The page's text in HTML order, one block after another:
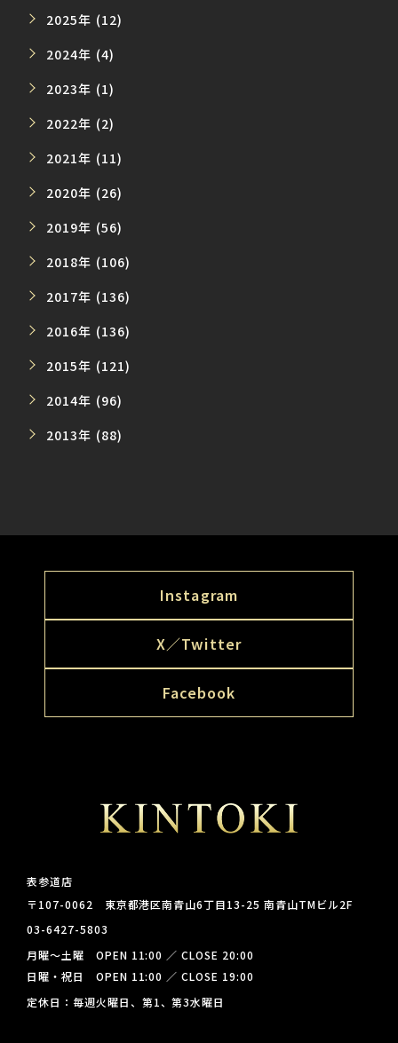
2025年 (12)
2024年 (4)
2023年 (1)
2022年 (2)
2021年 (11)
2020年 (26)
2019年 (56)
2018年 (106)
2017年 (136)
2016年 (136)
2015年 (121)
2014年 (96)
2013年 (88)
Instagram
X／Twitter
Facebook
表参道店
〒107-0062 東京都港区南青山6丁目13-25 南青山TMビル2F
03-6427-5803
月曜～土曜 OPEN 11:00 ／ CLOSE 20:00
日曜・祝日 OPEN 11:00 ／ CLOSE 19:00
定休日：毎週火曜日、第1、第3水曜日